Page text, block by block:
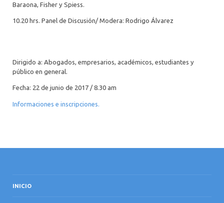
Baraona, Fisher y Spiess.
10.20 hrs. Panel de Discusión/ Modera: Rodrigo Álvarez
Dirigido a: Abogados, empresarios, académicos, estudiantes y
público en general.
Fecha: 22 de junio de 2017 / 8.30 am
Informaciones e inscripciones.
INICIO